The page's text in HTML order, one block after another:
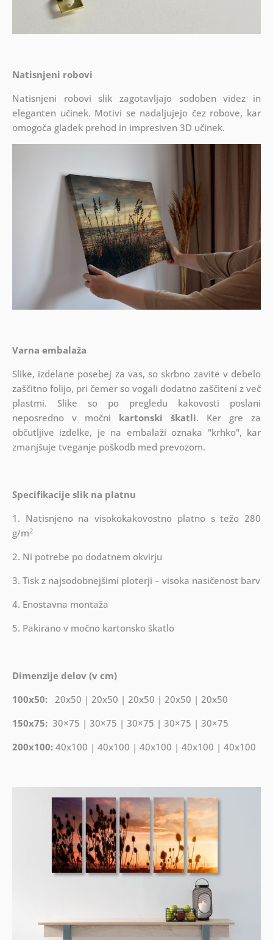
Natisnjeni robovi
Natisnjeni robovi slik zagotavljajo sodoben videz in
eleganten učinek. Motivi se nadaljujejo čez robove, kar
omogoča gladek prehod in impresiven 3D učinek.
Varna embalaža
Slike, izdelane posebej za vas, so skrbno zavite v debelo
zaščitno folijo, pri čemer so vogali dodatno zaščiteni z več
plastmi. Slike so po pregledu kakovosti poslani
neposredno v močni kartonski škatli. Ker gre za
občutljive izdelke, je na embalaži oznaka "krhko", kar
zmanjšuje tveganje poškodb med prevozom.
Specifikacije slik na platnu
1. Natisnjeno na visokokakovostno platno s težo 280
g/m2
2. Ni potrebe po dodatnem okvirju
3. Tisk z najsodobnejšimi ploterji – visoka nasičenost barv
4. Enostavna montaža
5. Pakirano v močno kartonsko škatlo
Dimenzije delov (v cm)
100x50: 20x50 | 20x50 | 20x50 | 20x50 | 20x50
150x75: 30×75 | 30×75 | 30×75 | 30×75 | 30×75
200x100: 40x100 | 40x100 | 40x100 | 40x100 | 40x100